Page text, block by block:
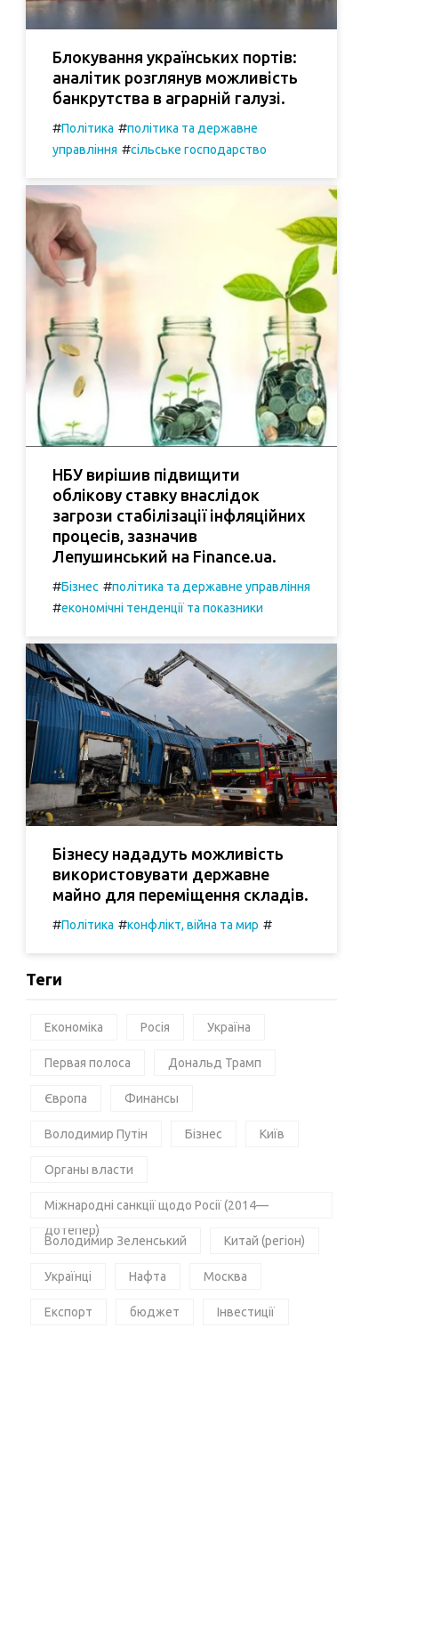
Блокування українських портів:
аналітик розглянув можливість
банкрутства в аграрній галузі.
#Політика #політика та державне
управління #сільське господарство
НБУ вирішив підвищити
облікову ставку внаслідок
загрози стабілізації інфляційних
процесів, зазначив
Лепушинський на Finance.ua.
#Бізнес #політика та державне управління
#економічні тенденції та показники
Бізнесу нададуть можливість
використовувати державне
майно для переміщення складів.
#Політика #конфлікт, війна та мир #
Теги
Економіка Росія Україна
Первая полоса Дональд Трамп
Європа Финансы
Володимир Путін Бізнес Київ
Органы власти
Міжнародні санкції щодо Росії (2014—
дотепер)
Володимир Зеленський Китай (регіон)
Українці Нафта Москва
Експорт бюджет Інвестиції